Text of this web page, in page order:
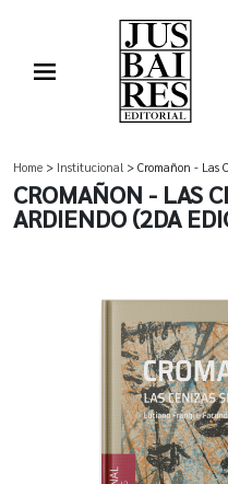
Home > Institucional > Cromañon - Las
CROMAÑON - LAS
ARDIENDO (2DA